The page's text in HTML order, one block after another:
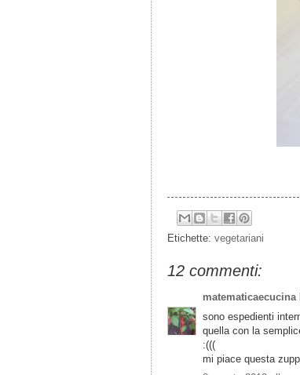
Etichette: vegetariani
12 commenti:
matematicaecucina
sono espedienti
quella con la
:(((
mi piace questa